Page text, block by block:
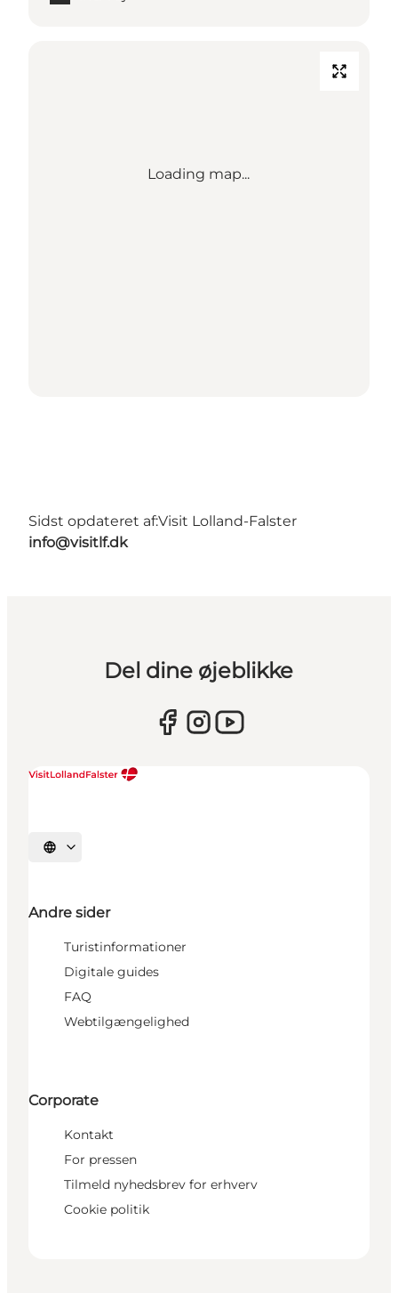
Loading map...
Sidst opdateret af:Visit Lolland-Falster
info@visitlf.dk
Del dine øjeblikke
Vælg sprog
Andre sider
Turistinformationer
Digitale guides
FAQ
Webtilgængelighed
Corporate
Kontakt
For pressen
Tilmeld nyhedsbrev for erhverv
Cookie politik